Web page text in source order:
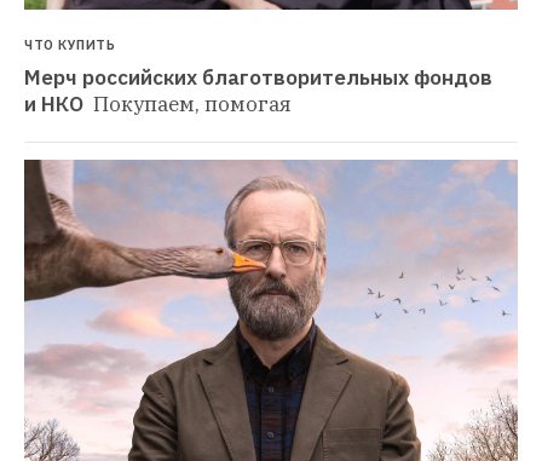
ЧТО КУПИТЬ
Мерч российских благотворительных фондов
и НКО Покупаем, помогая